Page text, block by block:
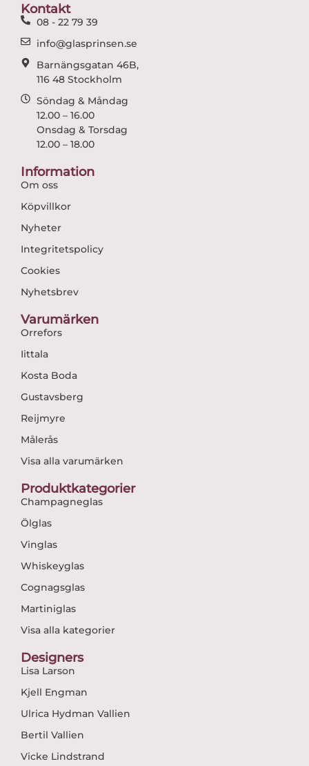
Kontakt
08 - 22 79 39
info@glasprinsen.se
Barnängsgatan 46B,
116 48 Stockholm
Söndag & Måndag
12.00 – 16.00
Onsdag & Torsdag
12.00 – 18.00
Information
Om oss
Köpvillkor
Nyheter
Integritetspolicy
Cookies
Nyhetsbrev
Varumärken
Orrefors
Iittala
Kosta Boda
Gustavsberg
Reijmyre
Målerås
Visa alla varumärken
Produktkategorier
Champagneglas
Ölglas
Vinglas
Whiskeyglas
Cognagsglas
Martiniglas
Visa alla kategorier
Designers
Lisa Larson
Kjell Engman
Ulrica Hydman Vallien
Bertil Vallien
Vicke Lindstrand